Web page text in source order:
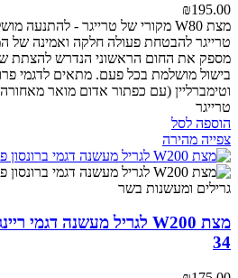
₪195.00
מצת W80 מקורי של טרייגר - להתנעה מושלמת!
טרייגר להבטחת פעולה חלקה ואמינה
מספק את החום הראשוני הנדרש להצתת
בישול מושלמת בכל פעם.
וטימברליין (עם כפתור אדום מואר
טרייגר
הוספה לסל
צפייה מהירה
34